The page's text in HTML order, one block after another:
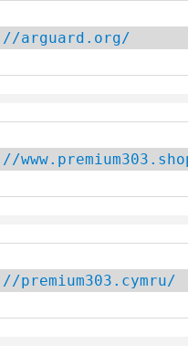
arguard.org/
premium303.cymru/